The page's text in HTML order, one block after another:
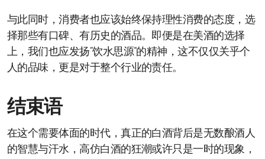
与此同时，消费者也应该始终保持理性消费的态度，选
择那些有口碑、有历史的酒品。即便是在美酒的选择
上，我们也应发扬“饮水思源”的精神，这不仅仅关乎个
人的品味，更是对于整个行业的责任。
结束语
在这个需要体面的时代，真正的白酒背后是无数酿酒人
的智慧与汗水，高仿白酒的狂潮或许只是一时的现象，